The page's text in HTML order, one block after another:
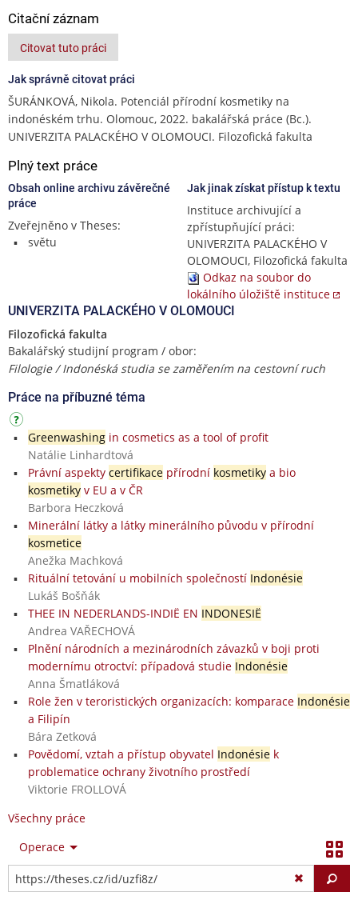
Citační záznam
Citovat tuto práci
Jak správně citovat práci
ŠURÁNKOVÁ, Nikola. Potenciál přírodní kosmetiky na
indonéském trhu. Olomouc, 2022. bakalářská práce (Bc.).
UNIVERZITA PALACKÉHO V OLOMOUCI. Filozofická fakulta
Plný text práce
Obsah online archivu závěrečné
práce
Zveřejněno v Theses:
světu
Jak jinak získat přístup k textu
Instituce archivující a
zpřístupňující práci:
UNIVERZITA PALACKÉHO V
OLOMOUCI, Filozofická fakulta
Odkaz na soubor do
lokálního úložiště instituce
UNIVERZITA PALACKÉHO V OLOMOUCI
Filozofická fakulta
Bakalářský studijní program / obor:
Filologie / Indonéská studia se zaměřením na cestovní ruch
Práce na příbuzné téma
Greenwashingin cosmetics as a tool of profit
Natálie Linhardtová
Právní aspekty certifikacepřírodní kosmetikya bio
kosmetikyv EU a v ČR
Barbora Heczková
Minerální látky a látky minerálního původu v přírodní
kosmetice
Anežka Machková
Rituální tetování u mobilních společností Indonésie
Lukáš Bošňák
THEE IN NEDERLANDS-INDIË EN INDONESIË
Andrea VAŘECHOVÁ
Plnění národních a mezinárodních závazků v boji proti
modernímu otroctví: případová studie Indonésie
Anna Šmatláková
Role žen v teroristických organizacích: komparace Indonésie
a Filipín
Bára Zetková
Povědomí, vztah a přístup obyvatel Indonésiek
problematice ochrany životního prostředí
Viktorie FROLLOVÁ
Všechny práce
Operace